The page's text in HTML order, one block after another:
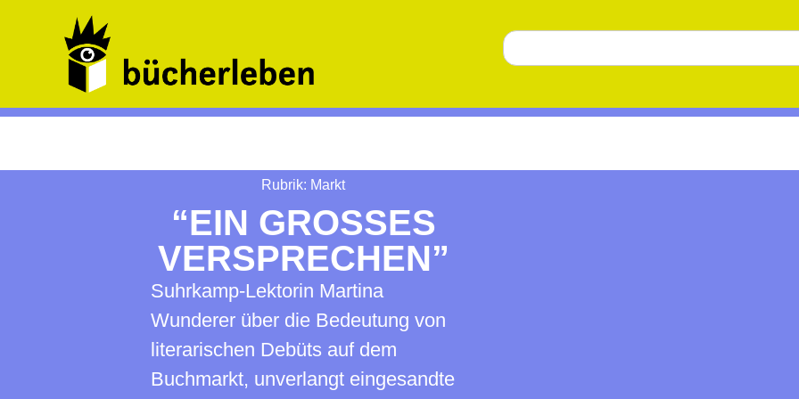
Rubrik: Markt
“EIN GROSSES V
ERSPRECHEN”
Suhrkamp-Lektorin Martina
Wunderer über die Bedeutung von
literarischen Debüts auf dem
Buchmarkt, unverlangt eingesandte